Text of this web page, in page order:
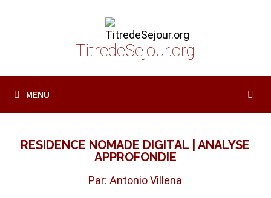
TitredeSejour.org
MENU
RESIDENCE NOMADE DIGITAL | ANALYSE
APPROFONDIE
Par: Antonio Villena